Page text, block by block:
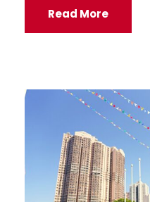
Read More